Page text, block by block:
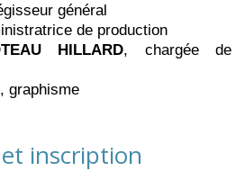
général
de production
HILLARD, chargée de
, graphisme
inscription